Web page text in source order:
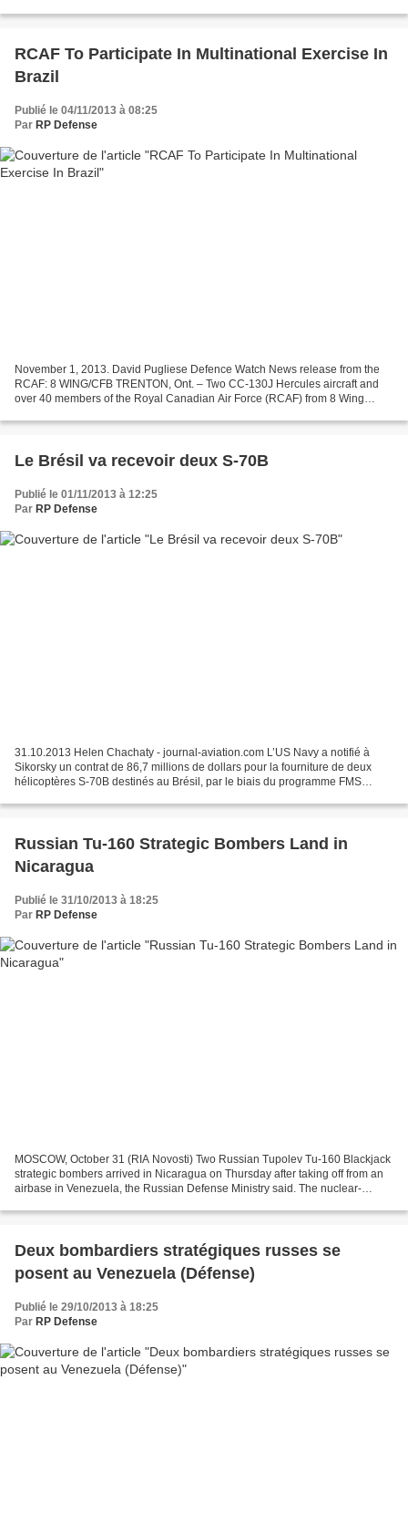
RCAF To Participate In Multinational Exercise In
Brazil
Publié le 04/11/2013 à 08:25
Par RP Defense
November 1, 2013. David Pugliese Defence Watch News release from the
RCAF: 8 WING/CFB TRENTON, Ont. – Two CC-130J Hercules aircraft and
over 40 members of the Royal Canadian Air Force (RCAF) from 8 Wing
Le Brésil va recevoir deux S-70B
Publié le 01/11/2013 à 12:25
Par RP Defense
31.10.2013 Helen Chachaty - journal-aviation.com L’US Navy a notifié à
Sikorsky un contrat de 86,7 millions de dollars pour la fourniture de deux
hélicoptères S-70B destinés au Brésil, par le biais du programme FMS
Russian Tu-160 Strategic Bombers Land in
Nicaragua
Publié le 31/10/2013 à 18:25
Par RP Defense
MOSCOW, October 31 (RIA Novosti) Two Russian Tupolev Tu-160 Blackjack
strategic bombers arrived in Nicaragua on Thursday after taking off from an
airbase in Venezuela, the Russian Defense Ministry said. The nuclear-
Deux bombardiers stratégiques russes se
posent au Venezuela (Défense)
Publié le 29/10/2013 à 18:25
Par RP Defense